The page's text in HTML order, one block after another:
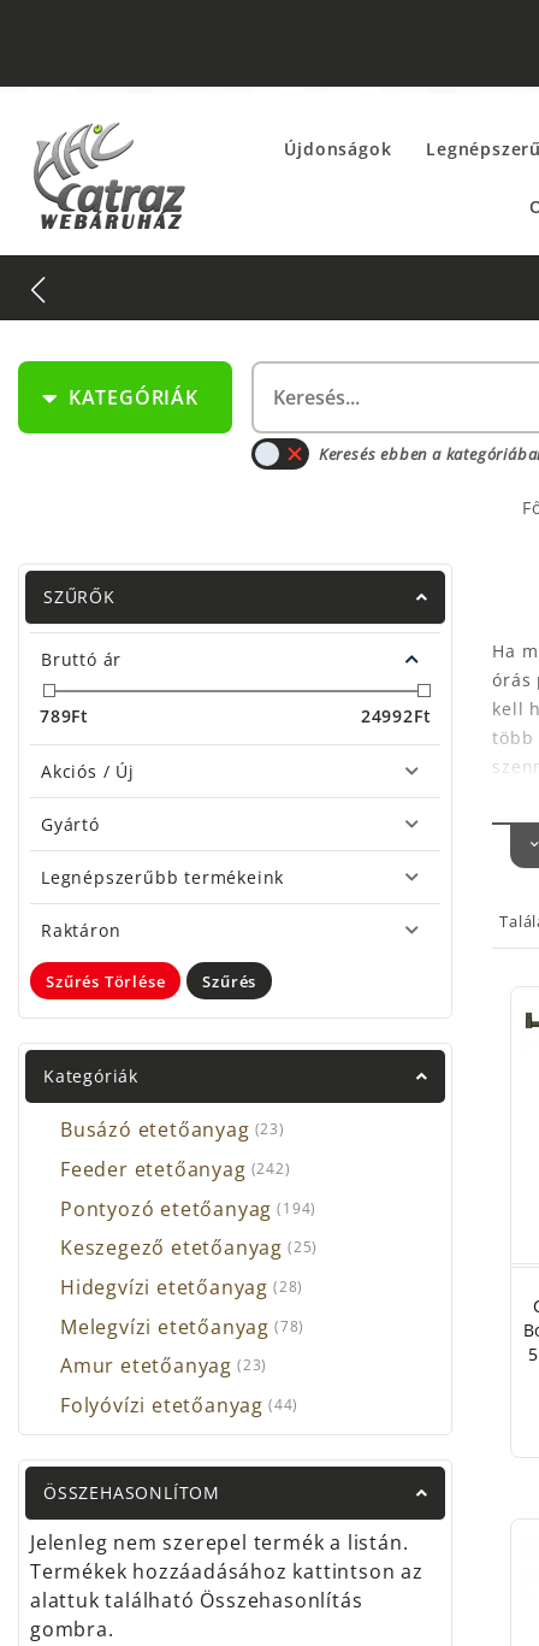
Újdonságok
KATEGÓRIÁK
Keresés ebben a
SZŰRŐK
Bruttó ár
789Ft Ft
24992
Akciós / Új
Gyártó
Legnépszerűbb termékeink
Raktáron
Szűrés Törlése Szűrés
Kategóriák
Busázó etetőanyag (23)
Feeder etetőanyag (242)
Pontyozó etetőanyag (194)
Keszegező etetőanyag (25)
Hidegvízi etetőanyag (28)
Melegvízi etetőanyag (78)
Amur etetőanyag (23)
Folyóvízi etetőanyag (44)
ÖSSZEHASONLÍTOM
Jelenleg nem szerepel termék a listán.
Termékek hozzáadásához kattintson az
alattuk található Összehasonlítás
gombra.
Ha
órás
kell
több
A
is